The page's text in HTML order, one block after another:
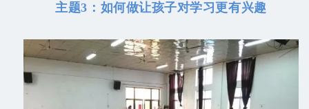
主题3：如何做让孩子对学习更有兴趣